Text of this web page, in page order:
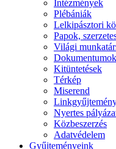
Intézmények
Plébániák
Lelkipásztori
Papok,
Világi
Dokumentumok
Kitüntetések
Térkép
Miserend
Nyertes
Közbeszerzés
Adatvédelem
Gyűjteményeink